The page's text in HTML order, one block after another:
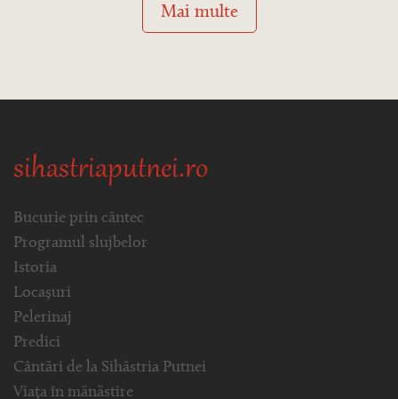
Mai multe
sihastriaputnei.ro
Bucurie prin cântec
Programul slujbelor
Istoria
Locașuri
Pelerinaj
Predici
Cântări de la Sihăstria Putnei
Viața în mănăstire